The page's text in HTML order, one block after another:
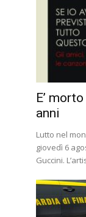
E’
anni
Lutto nel
giovedì 6
Guccini.